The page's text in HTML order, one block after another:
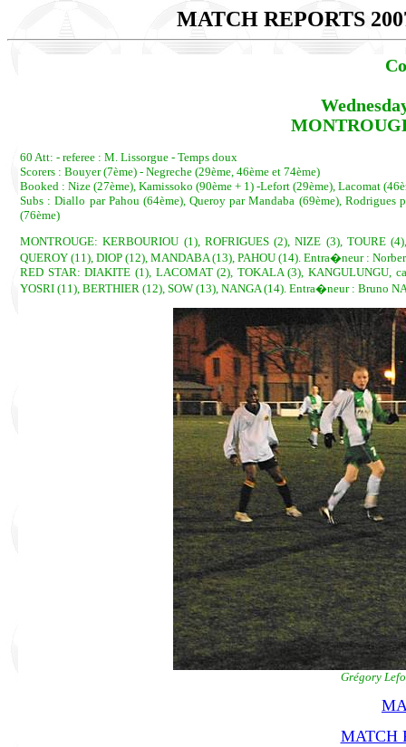
MATCH REPORTS
60 Att: - referee : M. Lissorgue - Temps doux
Scorers : Bouyer (7ème) - Negreche (29ème, 46ème et 74ème)
Booked : Nize (27ème), Kamissoko (90ème + 1) -Lefort (29ème), Lacomat
Subs : Diallo par Pahou (64ème), Queroy par Mandaba (69ème), Rodrigues
(76ème)
MONTROUGE: KERBOURIOU (1), ROFRIGUES (2), NIZE (3), TOURE
QUEROY (11), DIOP (12), MANDABA (13), PAHOU (14). Entra�neur :
RED STAR: DIAKITE (1), LACOMAT (2), TOKALA (3), KANGULUNGU,
YOSRI (11), BERTHIER (12), SOW (13), NANGA (14). Entra�neur : Bruno
Grégory
MATCH